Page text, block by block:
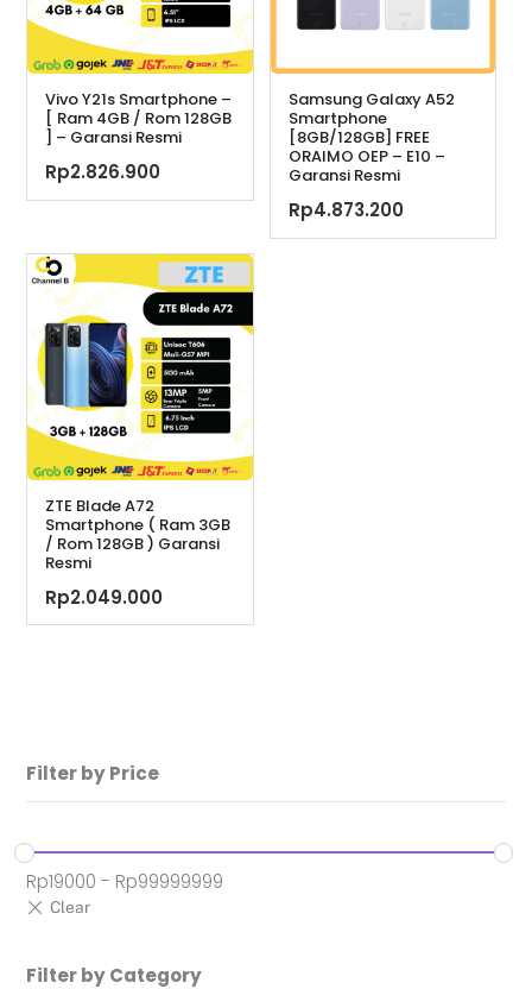
Vivo Y21s Smartphone –
[ Ram 4GB / Rom 128GB
] – Garansi Resmi
Rp2.826.900
Samsung Galaxy A52
Smartphone
[8GB/128GB] FREE
ORAIMO OEP – E10 –
Garansi Resmi
Rp4.873.200
ZTE Blade A72
Smartphone ( Ram 3GB
/ Rom 128GB ) Garansi
Resmi
Rp2.049.000
Filter by Price
Rp19000 - Rp99999999
Filter by Category